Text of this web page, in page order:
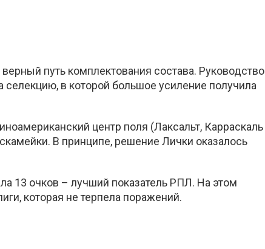
путь комплектования состава. Руководство
в которой большое усиление получила
центр поля (Лаксальт, Карраскаль
В принципе, решение Лички оказалось
13 очков – лучший показатель РПЛ. На этом
которая не терпела поражений.